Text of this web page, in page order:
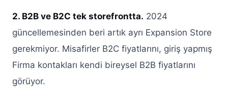
2. B2B ve B2C tek storefrontta. 2024
güncellemesinden beri artık ayrı Expansion Store
gerekmiyor. Misafirler B2C fiyatlarını, giriş yapmış
Firma kontakları kendi bireysel B2B fiyatlarını
görüyor.